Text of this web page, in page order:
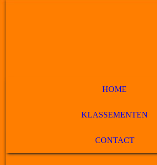
HOME
KLASSEMENTEN
CONTACT